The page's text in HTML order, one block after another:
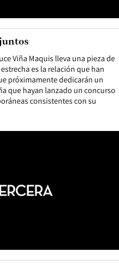
Viña Maquis lleva una pieza de
es la relación que han
próximamente dedicarán un
que hayan lanzado un concurso
consistentes con su